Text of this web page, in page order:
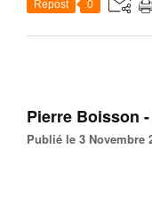
Repost 0
Pierre Boisson
Publié le 3 Novembre